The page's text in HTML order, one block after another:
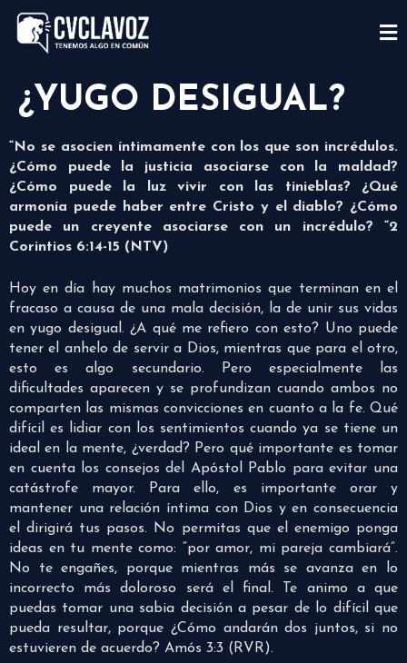
¿YUGO DESIGUAL?
“No se asocien íntimamente con los que son incrédulos.
¿Cómo puede la justicia asociarse con la maldad?
¿Cómo puede la luz vivir con las tinieblas? ¿Qué
armonía puede haber entre Cristo y el diablo? ¿Cómo
puede un creyente asociarse con un incrédulo? “2
Corintios 6:14-15 (NTV)
Hoy en día hay muchos matrimonios que terminan en el
fracaso a causa de una mala decisión, la de unir sus vidas
en yugo desigual. ¿A qué me refiero con esto? Uno puede
tener el anhelo de servir a Dios, mientras que para el otro,
esto es algo secundario. Pero especialmente las
dificultades aparecen y se profundizan cuando ambos no
comparten las mismas convicciones en cuanto a la fe. Qué
difícil es lidiar con los sentimientos cuando ya se tiene un
ideal en la mente, ¿verdad? Pero qué importante es tomar
en cuenta los consejos del Apóstol Pablo para evitar una
catástrofe mayor. Para ello, es importante orar y
mantener una relación íntima con Dios y en consecuencia
el dirigirá tus pasos. No permitas que el enemigo ponga
ideas en tu mente como: “por amor, mi pareja cambiará”.
No te engañes, porque mientras más se avanza en lo
incorrecto más doloroso será el final. Te animo a que
puedas tomar una sabia decisión a pesar de lo difícil que
pueda resultar, porque ¿Cómo andarán dos juntos, si no
estuvieren de acuerdo? Amós 3:3 (RVR).